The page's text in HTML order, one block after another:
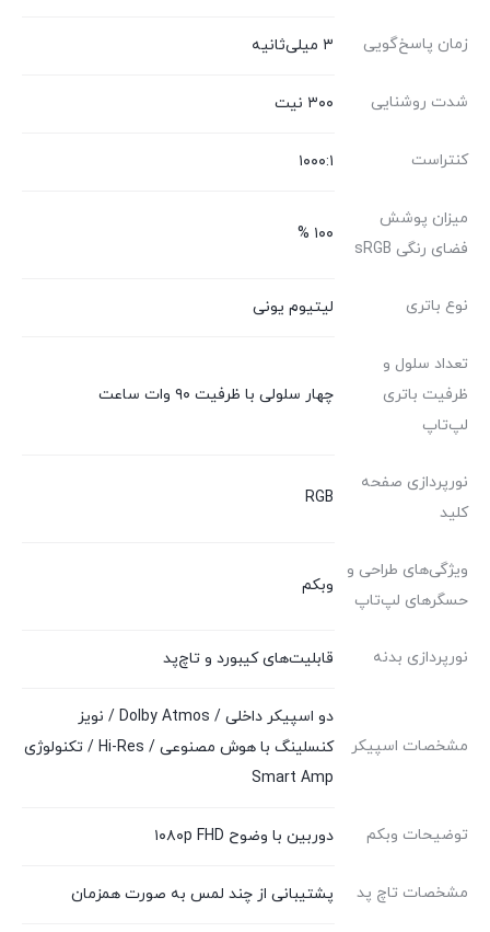
زمان پاسخ‌گویی ۳ میلی‌ثانیه
شدت روشنایی ۳۰۰ نیت
کنتراست ۱۰۰۰:۱
میزان پوشش
فضای رنگی sRGB
۱۰۰ %
نوع باتری لیتیوم یونی
تعداد سلول و
ظرفیت باتری
لپ‌تاپ
چهار سلولی با ظرفیت ۹۰ وات ساعت
نورپردازی صفحه
کلید
RGB
ویژگی‌های طراحی و
حسگرهای لپ‌تاپ
وبکم
نورپردازی بدنه قابلیت‌های کیبورد و تاچ‌پد
مشخصات اسپیکر
دو اسپیکر داخلی / Dolby Atmos / نویز
کنسلینگ با هوش مصنوعی / Hi-Res / تکنولوژی
Smart Amp
توضیحات وبکم دوربین با وضوح ۱۰۸۰p FHD
مشخصات تاچ پد پشتیبانی از چند لمس به صورت همزمان